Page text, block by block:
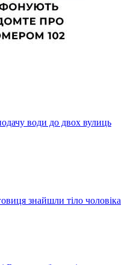
води до двох вулиць
знайшли тіло чоловіка